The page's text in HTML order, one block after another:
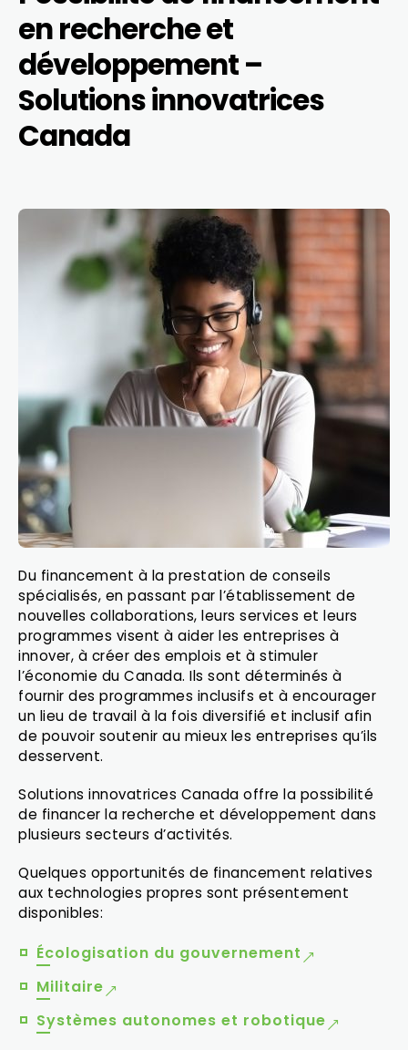
en recherche et
développement –
Solutions innovatrices
Canada
Du financement à la prestation de conseils
spécialisés, en passant par l’établissement de
nouvelles collaborations, leurs services et leurs
programmes visent à aider les entreprises à
innover, à créer des emplois et à stimuler
l’économie du Canada. Ils sont déterminés à
fournir des programmes inclusifs et à encourager
un lieu de travail à la fois diversifié et inclusif afin
de pouvoir soutenir au mieux les entreprises qu’ils
desservent.
Solutions innovatrices Canada offre la possibilité
de financer la recherche et développement dans
plusieurs secteurs d’activités.
Quelques opportunités de financement relatives
aux technologies propres sont présentement
disponibles:
Écologisation du gouvernement
Militaire
Systèmes autonomes et robotique